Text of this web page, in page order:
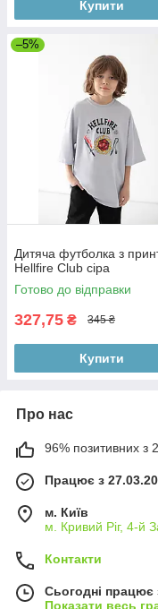
Купити
–5%
Дитяча футболка з
Hellfire Club сіра
Готово до відправки
327,75 ₴ 345 ₴
Купити
Про нас
96% позитивних з
Працює з
м. Київ
м. Кривий Ріг, 4-й
Контакти
Сьогодні працює
Показати весь